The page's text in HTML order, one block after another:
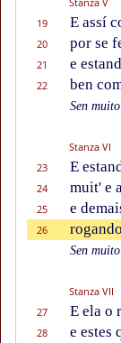
19 E assí
20 por se
21 e
22 ben
Sen
Stanza VI
23 E
24 muit' e
25 e
26
Sen
Stanza VII
27 E ela o
28 e estes